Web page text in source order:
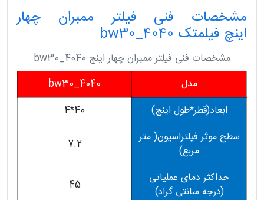
مشخصات فنی فیلتر ممبران چهار
اینچ فیلمتک bw30_4040
مشخصات فنی فیلتر ممبران چهار اینچ bw30_4040
مدل
bw30_4040
ابعاد(قطر*طول اینچ)
40*4
سطح موثر فیلتراسیون( متر
مربع)
7.2
حداکثر دمای عملیاتی
(درجه سانتی گراد)
45